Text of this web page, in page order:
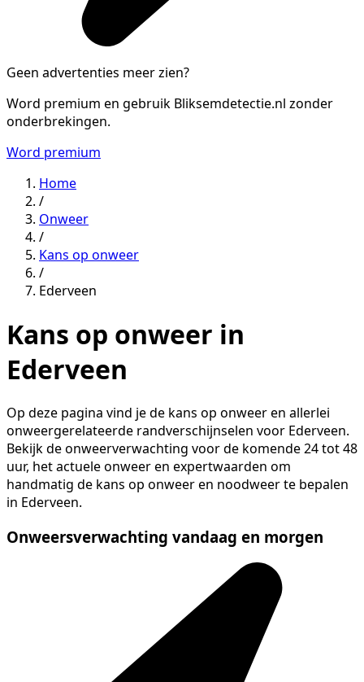
Geen advertenties meer zien?
Word premium en gebruik Bliksemdetectie.nl zonder
onderbrekingen.
Word premium
Home
/
Onweer
/
Kans op onweer
/
Ederveen
Kans op onweer in
Ederveen
Op deze pagina vind je de kans op onweer en allerlei
onweergerelateerde randverschijnselen voor Ederveen.
Bekijk de onweerverwachting voor de komende 24 tot 48
uur, het actuele onweer en expertwaarden om
handmatig de kans op onweer en noodweer te bepalen
in Ederveen.
Onweersverwachting vandaag en morgen